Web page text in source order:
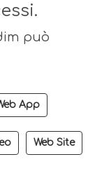
può
App
Web Site